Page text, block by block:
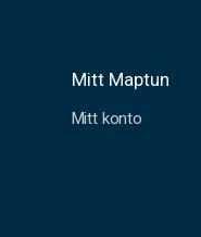
Mitt Maptun
Mitt konto